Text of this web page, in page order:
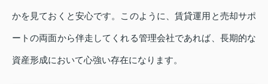
かを見ておくと安心です。このように、賃貸運用と売却サポ
ートの両面から伴走してくれる管理会社であれば、長期的な
資産形成において心強い存在になります。